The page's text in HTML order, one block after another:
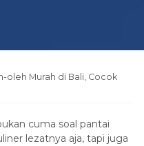
oleh Murah di Bali, Cocok
cuma soal pantai
lezatnya aja, tapi juga